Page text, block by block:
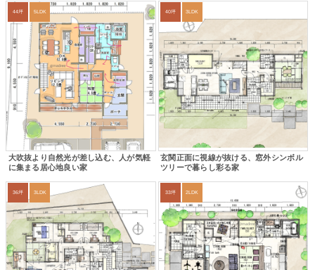
44坪 5LDK
大吹抜より自然光が差し込む、人が気軽
に集まる居心地良い家
40坪 3LDK
玄関正面に視線が抜ける、窓外シンボル
ツリーで暮らし彩る家
36坪 3LDK 33坪 2LDK